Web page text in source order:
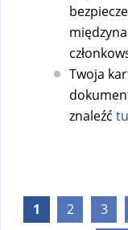
Twoja
znaleźć
Strony
1 2 3